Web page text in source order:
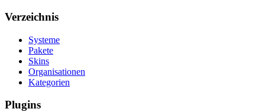
Verzeichnis
Systeme
Pakete
Skins
Organisationen
Kategorien
Plugins